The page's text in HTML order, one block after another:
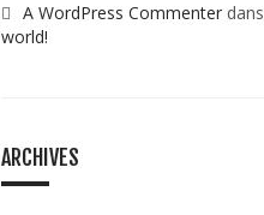
A WordPress Commenterdans
world!
ARCHIVES